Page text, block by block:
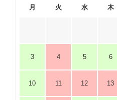
月 火 水 木
3 4 5 6
10 11 12 13